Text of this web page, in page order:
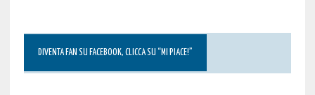
DIVENTA FAN SU FACEBOOK, CLICCA SU “MI PIACE!”